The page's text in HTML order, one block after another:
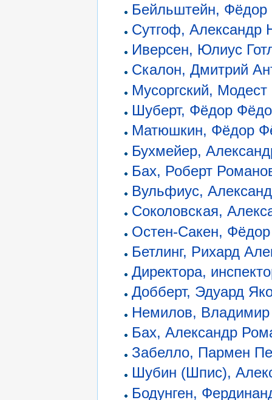
Бейльштейн, Фёдор
Сутгоф, Александр
Иверсен, Юлиус
Скалон, Дмитрий
Мусоргский,
Шуберт, Фёдор
Матюшкин, Фёдор
Бухмейер,
Бах, Роберт
Вульфиус,
Соколовская,
Остен-Сакен,
Бетлинг, Рихард
Директора,
Добберт, Эдуард
Немилов, Владимир
Бах, Александр
Забелло, Пармен
Шубин (Шпис),
Бодунген,